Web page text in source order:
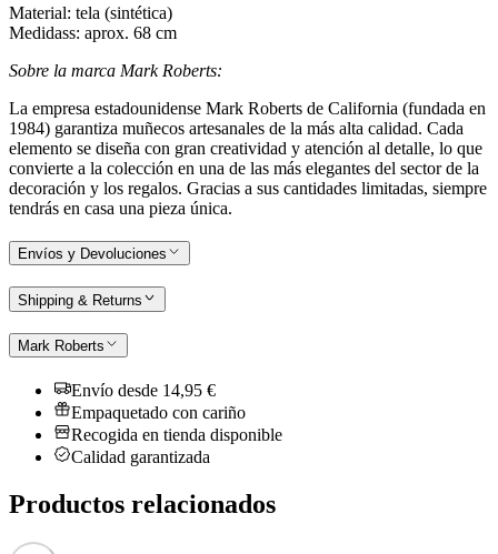
Material: tela (sintética)
Medidass: aprox. 68 cm
Sobre la marca Mark Roberts:
La empresa estadounidense Mark Roberts de California (fundada en
1984) garantiza muñecos artesanales de la más alta calidad. Cada
elemento se diseña con gran creatividad y atención al detalle, lo que
convierte a la colección en una de las más elegantes del sector de la
decoración y los regalos. Gracias a sus cantidades limitadas, siempre
tendrás en casa una pieza única.
Envíos y Devoluciones
Shipping & Returns
Mark Roberts
Envío desde 14,95 €
Empaquetado con cariño
Recogida en tienda disponible
Calidad garantizada
Productos relacionados